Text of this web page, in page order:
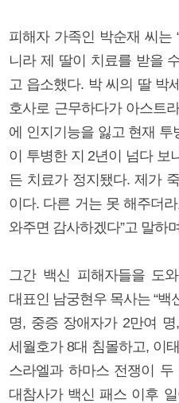
피해자 가족인 박순재 씨는
니라 제 딸이 치료를 받을
고 읍소했다. 박 씨의 딸 박
호사로 근무하다가 아스트
에 인지기능을 잃고 현재 투
이 투병한 지 2년이 넘다 보
든 치료가 정지됐다. 제가
이다. 다른 거는 못 해주더
와주면 감사하겠다”고 말하
그간 백신 피해자들을 도
대표인 남궁현우 목사는 “백
명, 중증 장애자가 2만여
세월호가 8대 침몰하고, 이
스라엘과 하마스 전쟁이
대참사가 백신 패스 이후